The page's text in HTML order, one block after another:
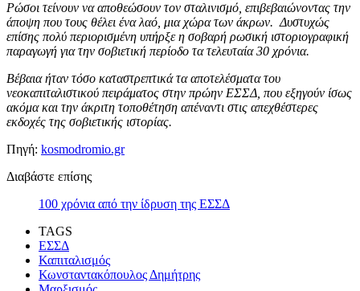
Ρώσοι τείνουν να αποθεώσουν τον σταλινισμό, επιβεβαιώνοντας την
άποψη που τους θέλει ένα λαό, μια χώρα των άκρων. Δυστυχώς
επίσης πολύ περιορισμένη υπήρξε η σοβαρή ρωσική ιστοριογραφική
παραγωγή για την σοβιετική περίοδο τα τελευταία 30 χρόνια.
Βέβαια ήταν τόσο καταστρεπτικά τα αποτελέσματα του
νεοκαπιταλιστικού πειράματος στην πρώην ΕΣΣΔ, που εξηγούν ίσως
ακόμα και την άκριτη τοποθέτηση απέναντι στις απεχθέστερες
εκδοχές της σοβιετικής ιστορίας.
Πηγή: kosmodromio.gr
Διαβάστε επίσης
100 χρόνια από την ίδρυση της ΕΣΣΔ
TAGS
ΕΣΣΔ
Καπιταλισμός
Κωνσταντακόπουλος Δημήτρης